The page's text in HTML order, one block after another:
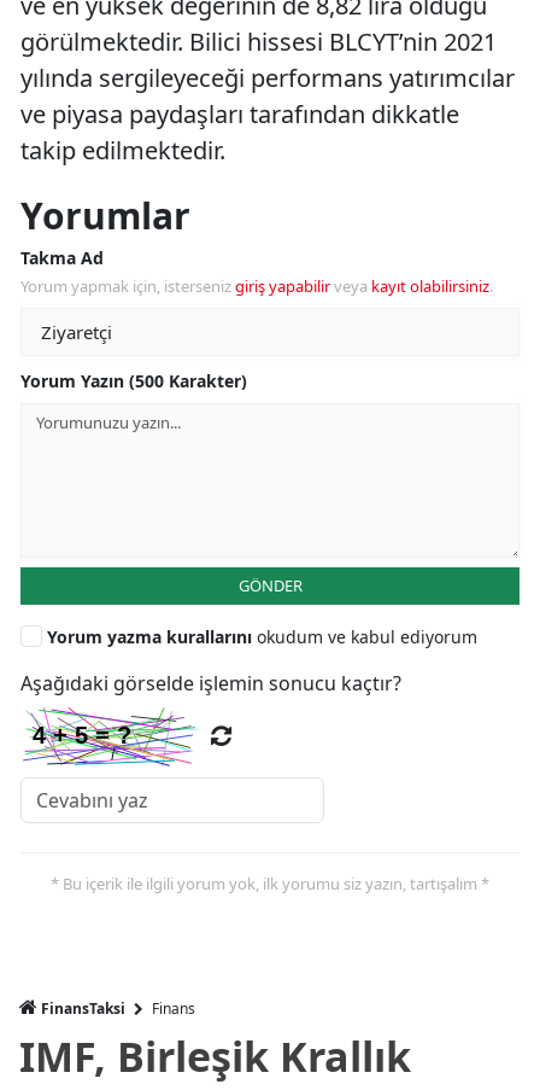
görülmektedir. Bilici hissesi BLCYT’nin 2021
yılında sergileyeceği performans yatırımcılar
ve piyasa paydaşları tarafından dikkatle
takip edilmektedir.
Yorumlar
Takma Ad
Yorum yapmak için, istersenizgiriş yapabilirveya kayıt olabilirsiniz.
Yorum Yazın (500 Karakter)
GÖNDER
Yorum yazma kurallarını okudum ve kabul ediyorum
Aşağıdaki görselde işlemin sonucu kaçtır?
* Bu içerik ile ilgili yorum yok, ilk yorumu siz yazın, tartışalım *
FinansTaksi Finans
IMF, Birleşik Krallık